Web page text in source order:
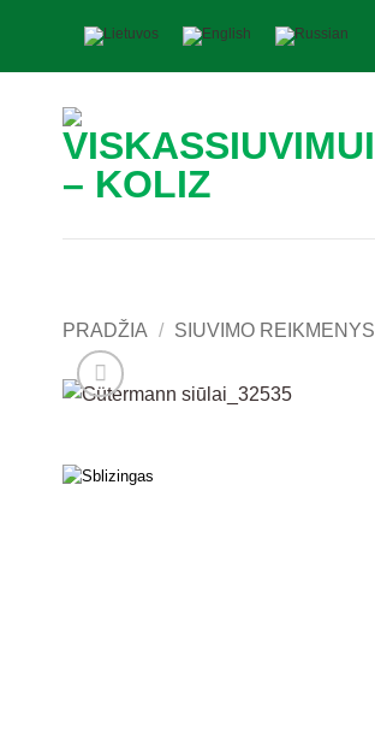
content
PRADŽIA / SIUVIMO REIKMENYS